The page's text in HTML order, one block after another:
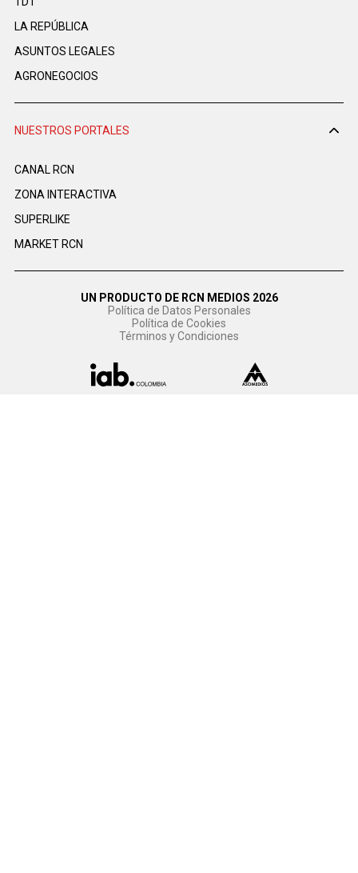
LA REPÚBLICA
ASUNTOS LEGALES
AGRONEGOCIOS
NUESTROS PORTALES
CANAL RCN
ZONA INTERACTIVA
SUPERLIKE
MARKET RCN
UN PRODUCTO DE RCN MEDIOS 2026
Política de Datos Personales
Política de Cookies
Términos y Condiciones